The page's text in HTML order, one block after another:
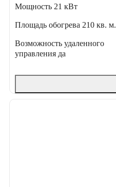
Мощность 21 кВт
Площадь обогрева 210 кв. м.
Возможность удаленного
управления да